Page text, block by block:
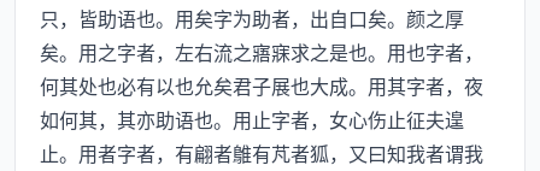
只，皆助语也。用矣字为助者，出自口矣。颜之厚
矣。用之字者，左右流之寤寐求之是也。用也字者，
何其处也必有以也允矣君子展也大成。用其字者，夜
如何其，其亦助语也。用止字者，女心伤止征夫遑
止。用者字者，有翩者鵻有芃者狐，又曰知我者谓我